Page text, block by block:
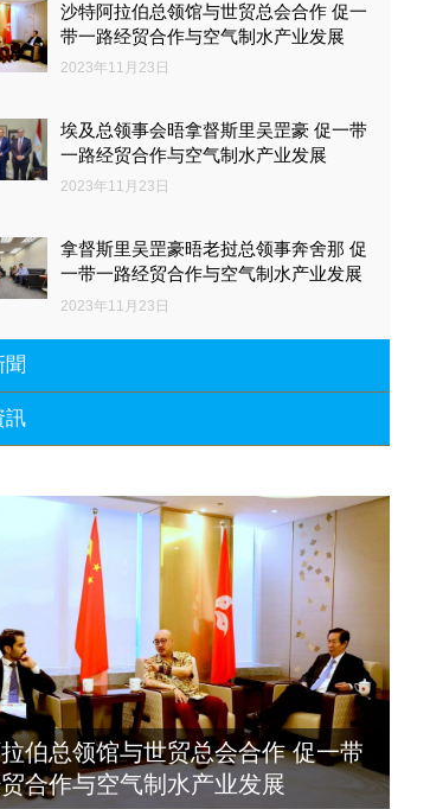
沙特阿拉伯总领馆与世贸总会合作 促一
带一路经贸合作与空气制水产业发展
2023年11月23日
埃及总领事会晤拿督斯里吴罡豪 促一带
一路经贸合作与空气制水产业发展
2023年11月23日
拿督斯里吴罡豪晤老挝总领事奔舍那 促
一带一路经贸合作与空气制水产业发展
2023年11月23日
聞
带一路经贸合作与空气制水产业发展
埃及总领事会晤拿督斯里吴罡豪 促一带
一路经贸合作与空气制水产业发展
2023年11月23日
拿督斯里吴罡豪晤土耳其总领事 促一带
一路经贸合作与空气制水产业发展
2023年11月23日
訊
瑚蒞臨 天泉鼎豐深圳總部及國際標量波
量子研究院
2021年12月10日
標量波光量子導入系統聯合國總部拿督
斯裏吳達鎔教授首發
2021年12月10日
空氣制水發明人吳達鎔出席聯合國環境
科政商管治聯盟會議
2021年12月10日
伯总领馆与世贸总会合作 促一带
合作与空气制水产业发展